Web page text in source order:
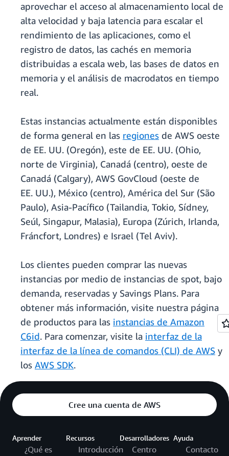
aprovechar el acceso al almacenamiento local de
alta velocidad y baja latencia para escalar el
rendimiento de las aplicaciones, como el
registro de datos, las cachés en memoria
distribuidas a escala web, las bases de datos en
memoria y el análisis de macrodatos en tiempo
real.
Estas instancias actualmente están disponibles
de forma general en las regiones de AWS oeste
de EE. UU. (Oregón), este de EE. UU. (Ohio,
norte de Virginia), Canadá (centro), oeste de
Canadá (Calgary), AWS GovCloud (oeste de
EE. UU.), México (centro), América del Sur (São
Paulo), Asia-Pacífico (Tailandia, Tokio, Sídney,
Seúl, Singapur, Malasia), Europa (Zúrich, Irlanda,
Fráncfort, Londres) e Israel (Tel Aviv).
Los clientes pueden comprar las nuevas
instancias por medio de instancias de spot, bajo
demanda, reservadas y Savings Plans. Para
obtener más información, visite nuestra página
de productos para las instancias de Amazon
C6id. Para comenzar, visite la interfaz de la
interfaz de la línea de comandos (CLI) de AWS y
los AWS SDK.
Cree una cuenta de AWS
Aprender
¿Qué es
Recursos
Introducción
Desarrolladores
Centro
Ayuda
Contacto